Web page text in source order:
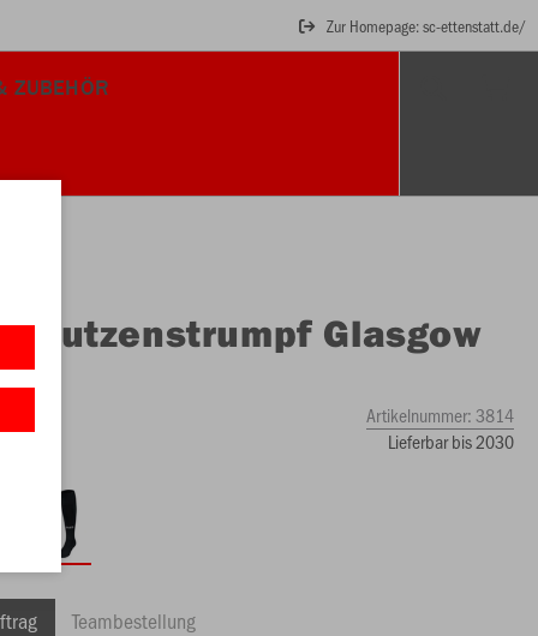
Zur Homepage: sc-ettenstatt.de/
ZUBEHÖR
Stutzenstrumpf Glasgow
Artikelnummer:3814
Lieferbar bis 2030
Teambestellung